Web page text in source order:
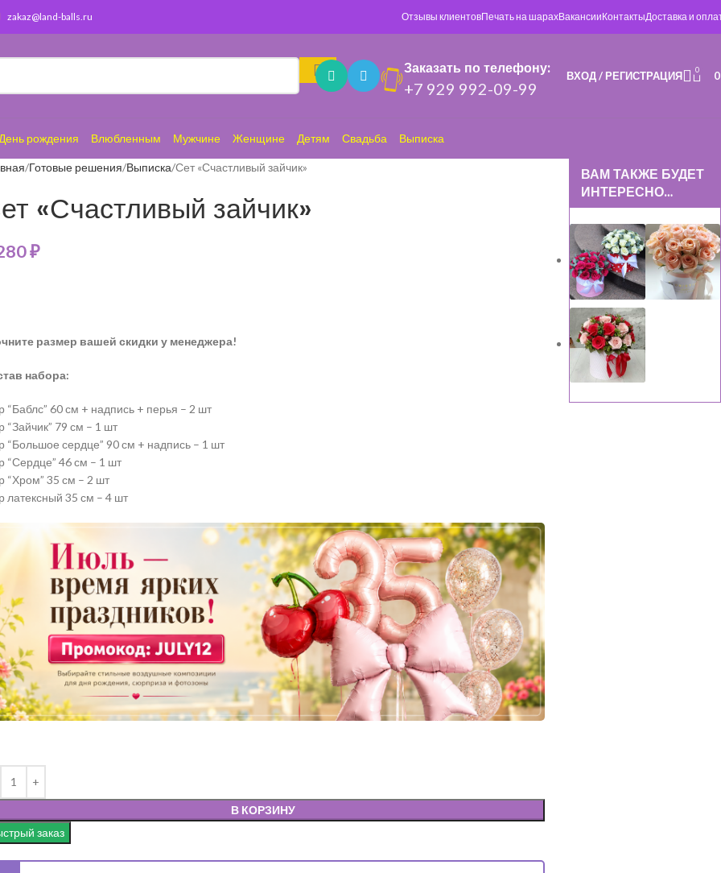
zakaz@land-balls.ru Отзывы клиентовПечать на шарахВакансииКонтактыДоставка и
Заказать по телефону:
+7 929 992-09-99
ВХОД / РЕГИСТРАЦИЯ 0
День рождения Влюбленным Мужчине Женщине Детям Свадьба Выписка
Готовые решения Выписка Сет «Счастливый зайчик»
«Счастливый зайчик»
₽
размер вашей скидки у менеджера!
набора:
“Баблс” 60 см + надпись + перья – 2 шт
“Зайчик” 79 см – 1 шт
“Большое сердце” 90 см + надпись – 1 шт
“Сердце” 46 см – 1 шт
“Хром” 35 см – 2 шт
латексный 35 см – 4 шт
В КОРЗИНУ
заказ
ВАМ ТАКЖЕ БУДЕТ
ИНТЕРЕСНО…